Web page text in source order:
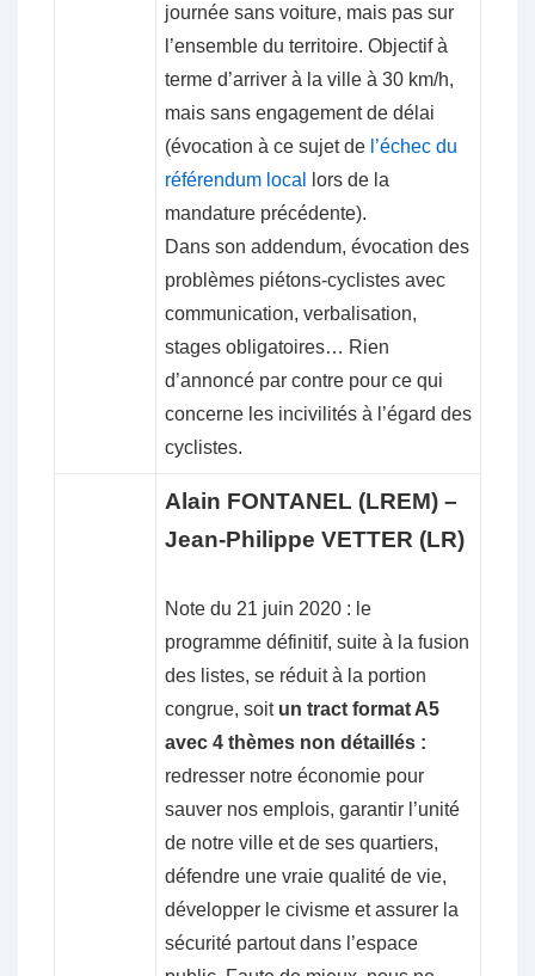
journée sans voiture, mais pas sur
l’ensemble du territoire. Objectif à
terme d’arriver à la ville à 30 km/h,
mais sans engagement de délai
(évocation à ce sujet de l’échec du
référendum local
lors de la
mandature précédente).
Dans son addendum, évocation des
problèmes piétons-cyclistes avec
communication, verbalisation,
stages obligatoires… Rien
d’annoncé par contre pour ce qui
concerne les incivilités à l’égard des
cyclistes.
Alain FONTANEL (LREM) –
Jean-Philippe VETTER (LR)
Note du 21 juin 2020 : le
programme définitif, suite à la fusion
des listes, se réduit à la portion
congrue, soit un tract format A5
avec 4 thèmes non détaillés :
redresser notre économie pour
sauver nos emplois, garantir l’unité
de notre ville et de ses quartiers,
défendre une vraie qualité de vie,
développer le civisme et assurer la
sécurité partout dans l’espace